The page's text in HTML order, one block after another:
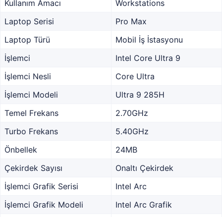
Kullanım Amacı
Workstations
Laptop Serisi
Pro Max
Laptop Türü
Mobil İş İstasyonu
İşlemci
Intel Core Ultra 9
İşlemci Nesli
Core Ultra
İşlemci Modeli
Ultra 9 285H
Temel Frekans
2.70GHz
Turbo Frekans
5.40GHz
Önbellek
24MB
Çekirdek Sayısı
Onaltı Çekirdek
İşlemci Grafik Serisi
Intel Arc
İşlemci Grafik Modeli
Intel Arc Grafik